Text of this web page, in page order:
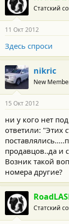
Статский
11 Окт 2012
Здесь спроси
nikric
New
15 Окт 2012
ни у кого нет
ответили: "Этих
продавцов..да и
Возник такой
номера другие?
Статский